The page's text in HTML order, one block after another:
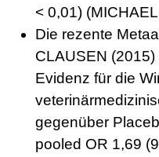
< 0,01)
Die rezente
CLAUSEN
Evidenz für die
gegenüber
pooled OR 1,69